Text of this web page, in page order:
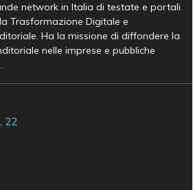
network in Italia di testate e portali
Trasformazione Digitale e
Ha la missione di diffondere la
nelle imprese e pubbliche
22